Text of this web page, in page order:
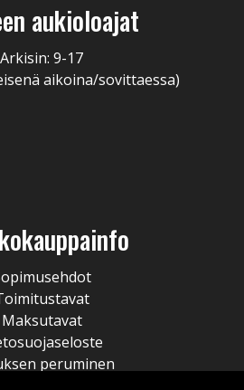
aukioloajat
Arkisin: 9-17
aikoina/sovittaessa)
Maksutavat
peruminen